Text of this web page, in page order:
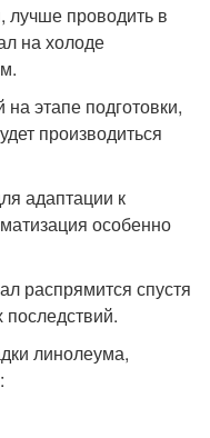
проводить в
на холоде
этапе подготовки,
производиться
адаптации к
особенно
распрямится спустя
линолеума,